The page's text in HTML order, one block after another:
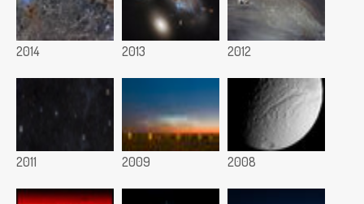
2014 2013 2012
2011 2009 2008